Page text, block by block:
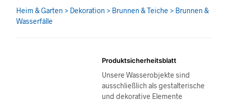
Heim & Garten > Dekoration > Brunnen & Teiche > Brunnen &
Wasserfälle
Produktsicherheitsblatt
Unsere Wasserobjekte sind
ausschließlich als gestalterische
und dekorative Elemente